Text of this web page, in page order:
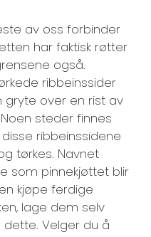
av oss forbinder
har faktisk røtter
også.
ribbeinssider
over en rist av
steder finnes
ribbeinssidene
tørkes. Navnet
som pinnekjøttet blir
kjøpe ferdige
lage dem selv
dette. Velger du å